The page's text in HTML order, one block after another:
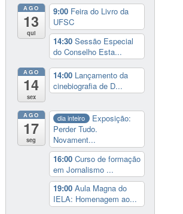
AGO
13
qui
9:00 Feira do Livro da
UFSC
14:30 Sessão Especial
do Conselho Esta...
AGO
14
sex
14:00 Lançamento da
cinebiografia de D...
AGO
17
seg
dia inteiro
Exposição:
Perder Tudo.
Novament...
16:00 Curso de formação
em Jornalismo ...
19:00 Aula Magna do
IELA: Homenagem ao...